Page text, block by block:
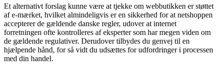
Et alternativt forslag kunne være at tjekke om webbutikken er støttet
af e-mærket, hvilket almindeligvis er en sikkerhed for at netshoppen
accepterer de gældende danske regler, udover at internet
forretningen ofte kontrolleres af eksperter som har megen viden om
de gældende regulativer. Derudover tilbydes du genvej til en
hjælpende hånd, for så vidt du udsættes for udfordringer i processen
med din handel.